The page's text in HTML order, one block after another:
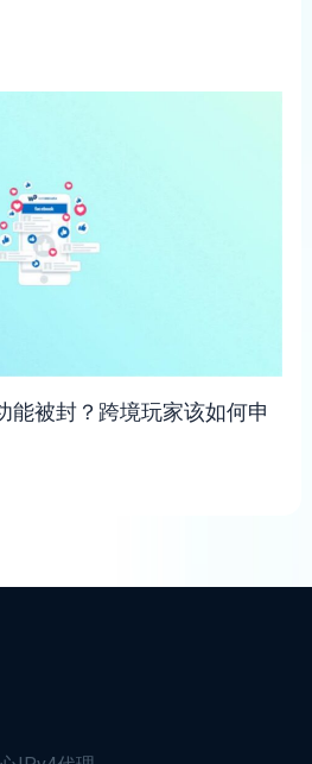
能被封？跨境玩家该如何申